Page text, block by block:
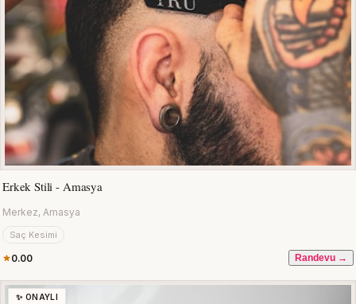
Erkek Stili - Amasya
Merkez, Amasya
Saç Kesimi
0.00 Randevu →
✨ ONAYLI